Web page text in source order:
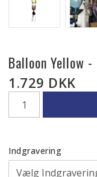
Balloon Yellow
1.729 DKK
Indgravering